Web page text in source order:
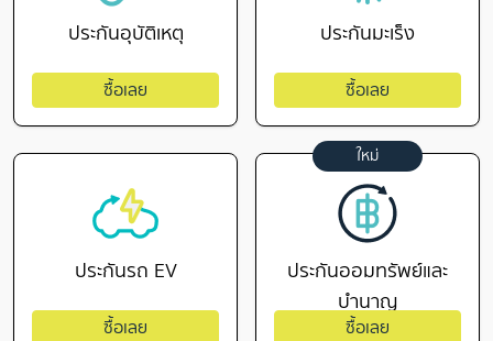
ประกันอุบัติเหตุ
ซื้อเลย
ประกันมะเร็ง
ซื้อเลย
ประกันรถ EV
ซื้อเลย
ใหม่
ประกันออมทรัพย์และ
บำนาญ
ซื้อเลย